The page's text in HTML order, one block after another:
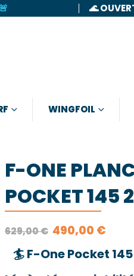
🌊
WINGFOIL
F-ONE
POCKET 145
629,00€ LE
INITIAL
490,00 €
🏄F-One Pocket